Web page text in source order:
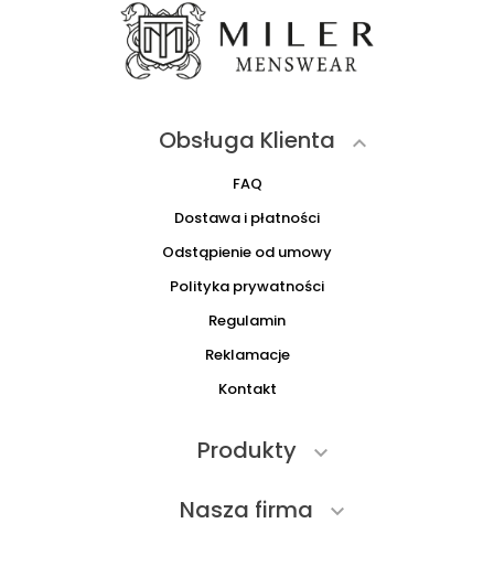
Obsługa Klienta 
FAQ
Dostawa i płatności
Odstąpienie od umowy
Polityka prywatności
Regulamin
Reklamacje
Kontakt
Produkty 
Nasza firma 